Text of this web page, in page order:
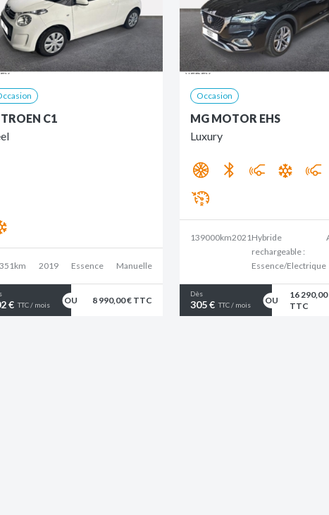
C1
2019 Essence Manuelle
€ TTC / mois 8 990,00 € TTC
Occasion
MG MOTOR EHS
Luxury
139000km2021Hybride
rechargeable :
Essence/Electrique
Dès
305 € TTC / mois
16 290,00
TTC